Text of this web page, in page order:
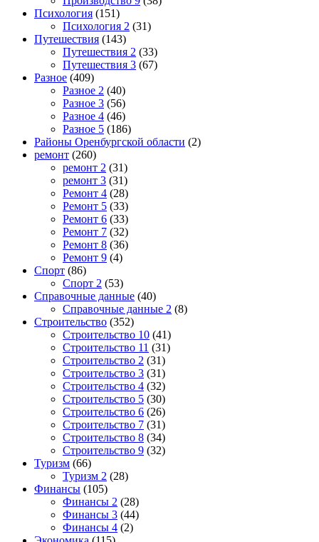
Психология (151)
Психология 2 (31)
Путешествия (143)
Путешествия 2 (33)
Путешествия 3 (67)
Разное (409)
Разное 2 (40)
Разное 3 (56)
Разное 4 (46)
Разное 5 (186)
Районы Оренбургской области (2)
ремонт (260)
ремонт 2 (31)
ремонт 3 (31)
Ремонт 4 (28)
Ремонт 5 (33)
Ремонт 6 (33)
Ремонт 7 (32)
Ремонт 8 (36)
Ремонт 9 (4)
Спорт (86)
Спорт 2 (53)
Справочные данные (40)
Справочные данные 2 (8)
Строительство (352)
Строительство 10 (41)
Строительство 11 (31)
Строительство 2 (31)
Строительство 3 (31)
Строительство 4 (32)
Строительство 5 (30)
Строительство 6 (26)
Строительство 7 (31)
Строительство 8 (34)
Строительство 9 (32)
Туризм (66)
Туризм 2 (28)
Финансы (105)
Финансы 2 (28)
Финансы 3 (44)
Финансы 4 (2)